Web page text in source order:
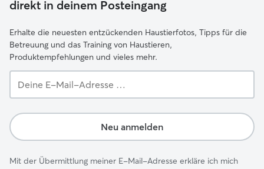
direkt in deinem Posteingang
Erhalte die neuesten entzückenden Haustierfotos, Tipps für die
Betreuung und das Training von Haustieren,
Produktempfehlungen und vieles mehr.
E-
Adresse …
Neu anmelden
Mit der Übermittlung meiner E-Mail-Adresse erkläre ich mich